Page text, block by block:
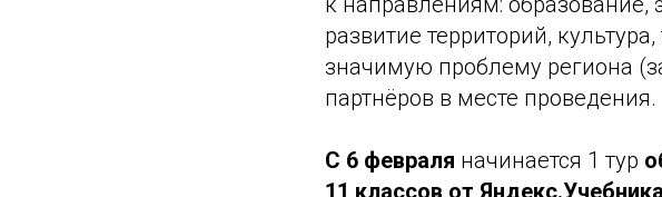
развитие территорий,
значимую проблему региона
партнёров в месте проведения.
С 6 февраля начинается 1 тур